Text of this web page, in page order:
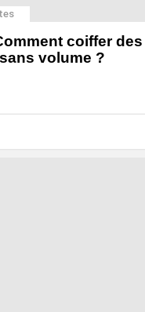
coiffer des
volume ?